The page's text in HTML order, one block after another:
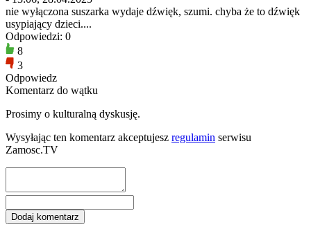
nie wyłączona suszarka wydaje dźwięk, szumi. chyba że to dźwięk
usypiający dzieci....
Odpowiedzi: 0
8
3
Odpowiedz
Komentarz do wątku
Prosimy o kulturalną dyskusję.
Wysyłając ten komentarz akceptujesz regulamin serwisu
Zamosc.TV